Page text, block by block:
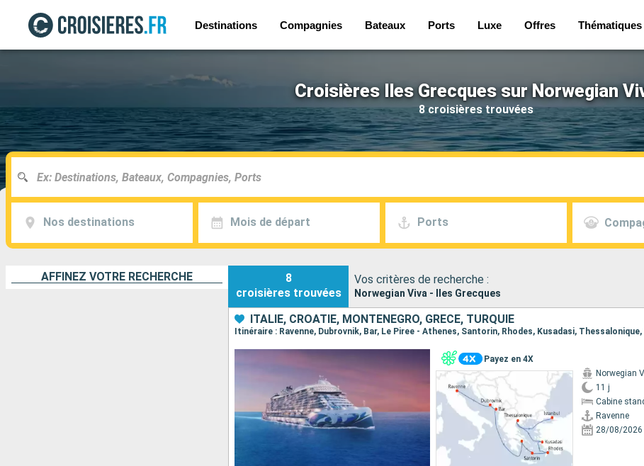
Destinations Compagnies Bateaux Ports Luxe Offres Thématiques
Croisières Iles Grecques sur Norwegian
8 croisières trouvées
Nos destinations Mois de départ Ports
AFFINEZ VOTRE RECHERCHE
8
croisières trouvées
Vos critères de recherche :
Norwegian Viva - Iles Grecques
ITALIE, CROATIE, MONTÉNÉGRO, GRÈCE, TURQUIE
Itinéraire : Ravenne, Dubrovnik, Bar, Le Piree - Athenes, Santorin, Rhodes, Kusadasi,
Payez en 4X
Norwegian
11 j
Cabine
Ravenne
28/08/2026